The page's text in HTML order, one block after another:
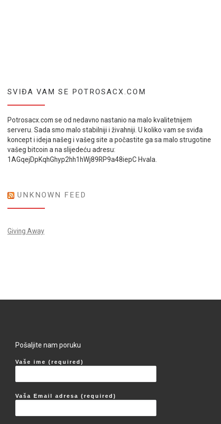
SVIĐA VAM SE POTROSACX.COM
Potrosacx.com se od nedavno nastanio na malo kvalitetnijem
serveru. Sada smo malo stabilniji i živahniji. U koliko vam se sviđa
koncept i ideja našeg i vašeg site a počastite ga sa malo strugotine
vašeg bitcoin a na slijedeću adresu:
1AGqejDpKqhGhyp2hh1hWj89RP9a48iepC Hvala.
UNKNOWN FEED
Giving Away
Pošaljite nam poruku
Vaše ime (required)
Vaša Email adresa (required)